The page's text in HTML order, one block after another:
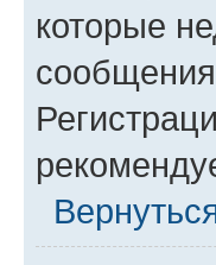
которые